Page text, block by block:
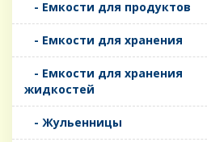
- Емкости для продуктов
- Емкости для хранения
- Емкости для хранения
жидкостей
- Жульенницы